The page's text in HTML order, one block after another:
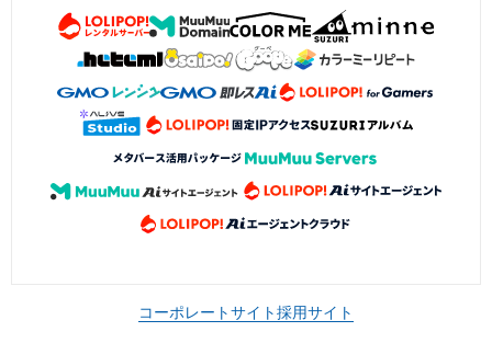
コーポレートサイト採用サイト